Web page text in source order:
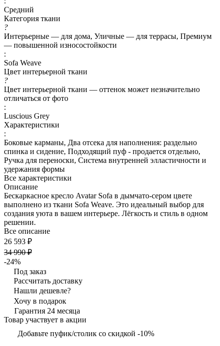
Средний
Категория ткани
?
Интерьерные — для дома, Уличные — для террасы, Премиум
— повышенной износостойкости
:
Sofa Weave
Цвет интерьерной ткани
?
Цвет интерьерной ткани — оттенок может незначительно
отличаться от фото
:
Luscious Grey
Характеристики
:
Боковые карманы, Два отсека для наполнения: раздельно
спинка и сидение, Подходящий пуф - продается отдельно,
Ручка для переноски, Система внутренней элластичности и
удержания формы
Все характеристики
Описание
Бескаркасное кресло Avatar Sofa в дымчато-сером цвете
выполнено из ткани Sofa Weave. Это идеальный выбор для
создания уюта в вашем интерьере. Лёгкость и стиль в одном
решении.
Все описание
26 593 ₽
34 990 ₽
-24%
Под заказ
Рассчитать доставку
Нашли дешевле?
Хочу в подарок
Гарантия 24 месяца
Товар участвует в акции
Добавьте пуфик/столик со скидкой -10%